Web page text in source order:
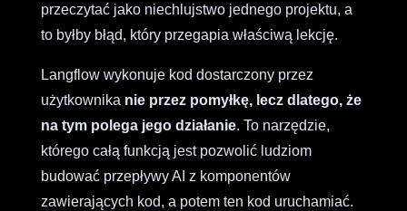
przeczytać jako niechlujstwo jednego projektu, a
to byłby błąd, który przegapia właściwą lekcję.
Langflow wykonuje kod dostarczony przez
użytkownika nie przez pomyłkę, lecz dlatego, że
na tym polega jego działanie. To narzędzie,
którego całą funkcją jest pozwolić ludziom
budować przepływy AI z komponentów
zawierających kod, a potem ten kod uruchamiać.